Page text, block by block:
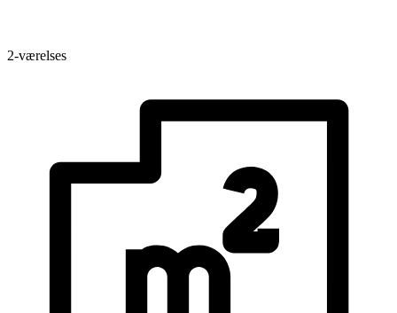
2-værelses